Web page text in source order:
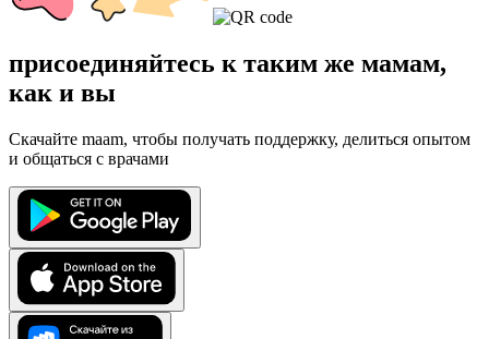
присоединяйтесь к таким же мамам,
как и вы
Скачайте maam, чтобы получать поддержку, делиться опытом
и общаться с врачами